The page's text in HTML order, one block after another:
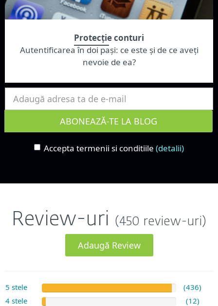
Protecție conturi
Autentificarea în doi pași: ce este și de ce aveți
nevoie de ea?
Accepta termenii si conditiile (detalii)
Review-uri (450 review-uri)
Adaugă Review
5 stele
(436)
4 stele
(12)